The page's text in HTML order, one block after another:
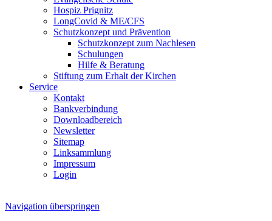
Hospiz Prignitz
LongCovid & ME/CFS
Schutzkonzept und Prävention
Schutzkonzept zum Nachlesen
Schulungen
Hilfe & Beratung
Stiftung zum Erhalt der Kirchen
Service
Kontakt
Bankverbindung
Downloadbereich
Newsletter
Sitemap
Linksammlung
Impressum
Login
Navigation überspringen